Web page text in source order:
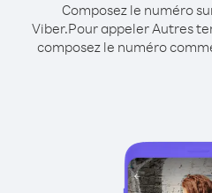
Composez le numéro
Viber.Pour appeler Autres
composez le numéro